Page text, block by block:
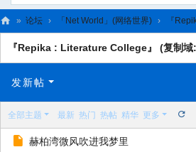
L
N
» 论坛 › 「Net World」(网络世界) › 『
『Repika : Literature College』 (复制域
发新帖
全部主题 最新 热门 热帖 精华 更多
赫柏湾微风吹进我梦里